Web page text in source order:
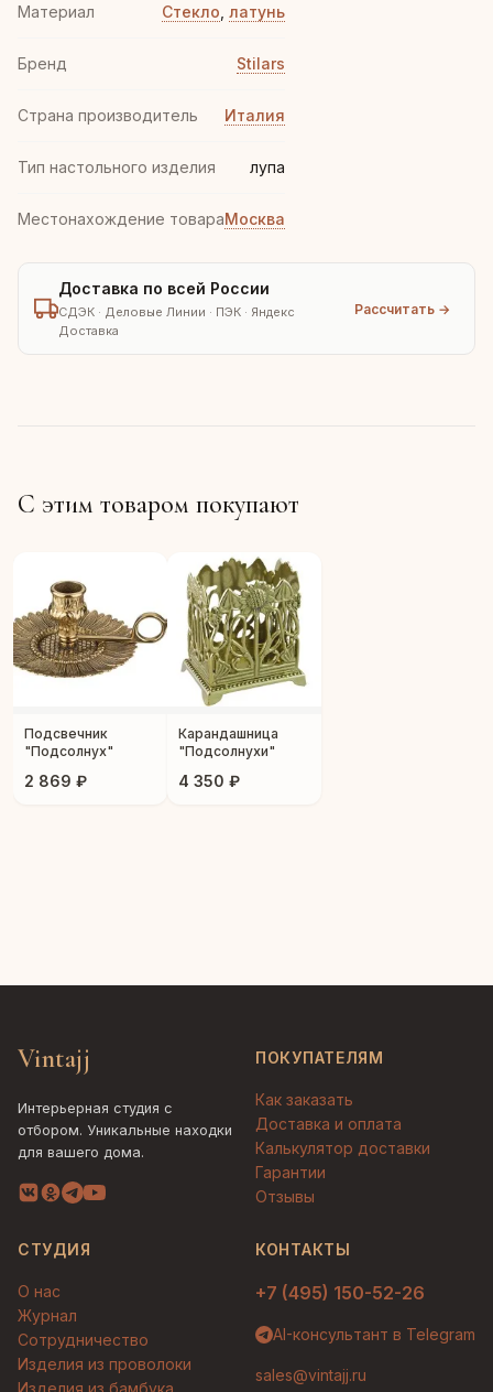
Материал Стекло латунь
Бренд Stilars
Страна производитель Италия
Тип настольного изделия лупа
Местонахождение товараМосква
Доставка по всей России
СДЭК · Деловые Линии · ПЭК · Яндекс
Доставка
Рассчитать →
С этим товаром покупают
Подсвечник
"Подсолнух"
2 869 ₽
Карандашница
"Подсолнухи"
4 350 ₽
Vintajj
Интерьерная студия с
отбором. Уникальные находки
для вашего дома.
ПОКУПАТЕЛЯМ
Как заказать
Доставка и оплата
Калькулятор доставки
Гарантии
Отзывы
СТУДИЯ
О нас
Журнал
Сотрудничество
Изделия из проволоки
Изделия из бамбука
КОНТАКТЫ
+7 (495) 150-52-26
AI-консультант в Telegram
sales@vintajj.ru